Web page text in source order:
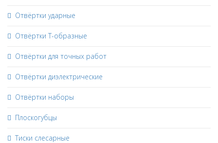
Отвёртки ударные
Отвёртки Т-образные
Отвёртки для точных работ
Отвёртки диэлектрические
Отвёртки наборы
Плоскогубцы
Тиски слесарные